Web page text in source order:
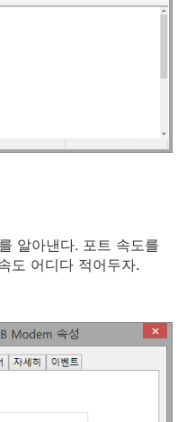
알아낸다. 포트 속도를
도 어디다 적어두자.